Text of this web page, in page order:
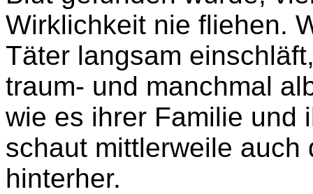
Wirklichkeit nie fliehen.
Täter langsam
traum- und manchmal
wie es ihrer Familie und
schaut mittlerweile
hinterher.